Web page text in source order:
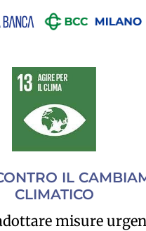
IL
CLIMATICO
misure